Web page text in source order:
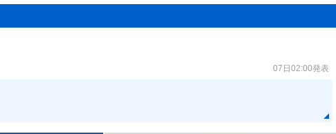
07日02:00発表